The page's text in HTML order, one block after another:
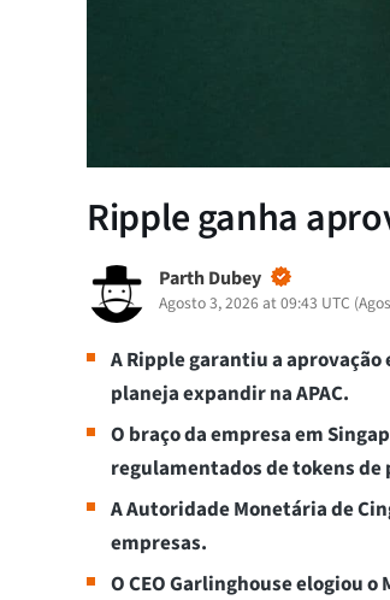
Ripple ganha
Parth Dubey
Agosto 3, 2026 at 09:43 UTC (
A Ripple garantiu a
planeja expandir na APAC.
O braço da empresa em
regulamentados de tokens
A Autoridade Monetária de
empresas.
O CEO Garlinghouse elogiou